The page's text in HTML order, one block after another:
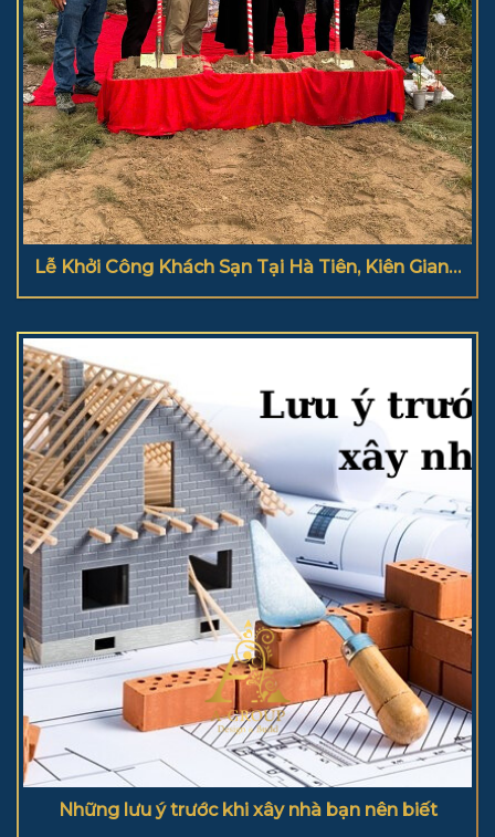
Lễ Khởi Công Khách Sạn Tại Hà Tiên, Kiên Giang
Những lưu ý trước khi xây nhà bạn nên biết